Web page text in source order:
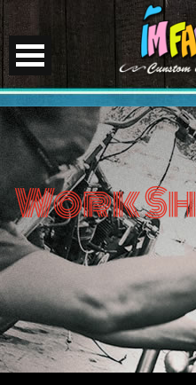
Work